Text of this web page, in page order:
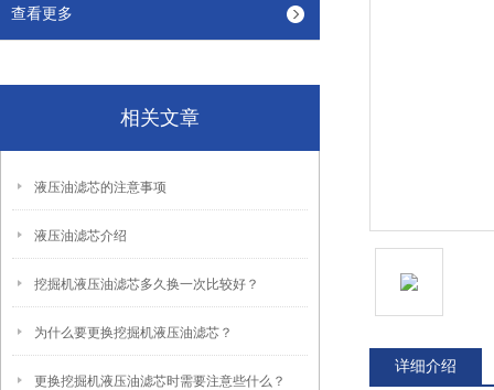
查看更多
相关文章
液压油滤芯的注意事项
液压油滤芯介绍
挖掘机液压油滤芯多久换一次比较好？
为什么要更换挖掘机液压油滤芯？
更换挖掘机液压油滤芯时需要注意些什么？
详细介绍